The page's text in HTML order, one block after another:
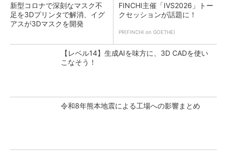
新型コロナで深刻なマスク不
足を3Dプリンタで解消、イグ
アスが3Dマスクを開発
FINCHI主催「IVS2026」トー
クセッションが話題に！
PR(FINCHI on GOETHE)
【レベル14】生成AIを味方に、3D CADを使い
こなそう！
令和8年熊本地震による工場への影響まとめ